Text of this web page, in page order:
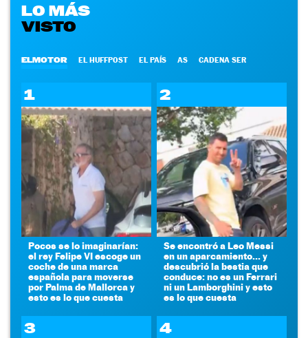
LO MÁS
VISTO
ELMOTOR EL HUFFPOST EL PAÍS AS CADENA SER
1
Pocos se lo imaginarían:
el rey Felipe VI escoge un
coche de una marca
española para moverse
por Palma de Mallorca y
esto es lo que cuesta
2
Se encontró a Leo Messi
en un aparcamiento... y
descubrió la bestia que
conduce: no es un Ferrari
ni un Lamborghini y esto
es lo que cuesta
3 4